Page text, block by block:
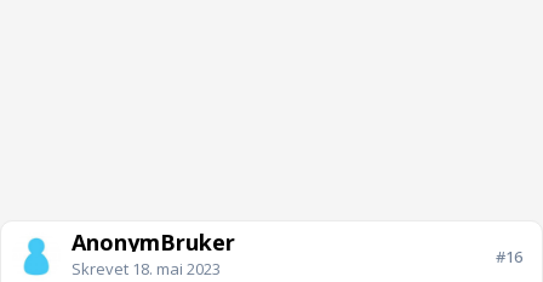
AnonymBruker
Skrevet 18. mai 2023
#16